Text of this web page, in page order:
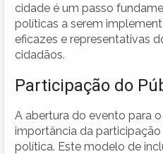
cidade é um passo
políticas a serem
eficazes e representativas
cidadãos.
Participação do
A abertura do evento para
importância da
política. Este modelo de